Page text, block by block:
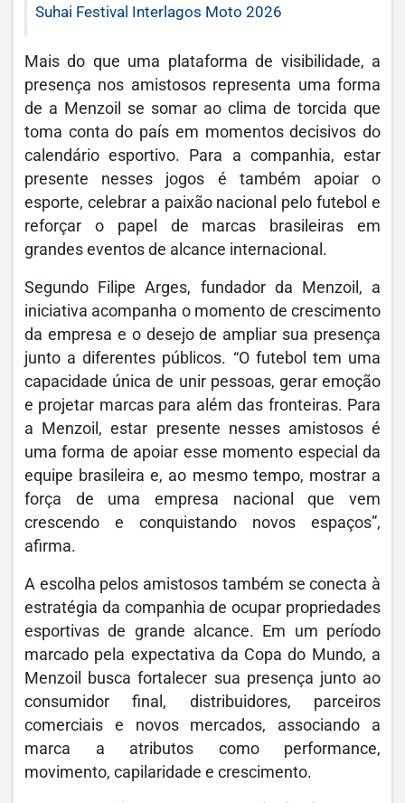
Suhai Festival Interlagos Moto 2026
Mais do que uma plataforma de visibilidade, a
presença nos amistosos representa uma forma
de a Menzoil se somar ao clima de torcida que
toma conta do país em momentos decisivos do
calendário esportivo. Para a companhia, estar
presente nesses jogos é também apoiar o
esporte, celebrar a paixão nacional pelo futebol e
reforçar o papel de marcas brasileiras em
grandes eventos de alcance internacional.
Segundo Filipe Arges, fundador da Menzoil, a
iniciativa acompanha o momento de crescimento
da empresa e o desejo de ampliar sua presença
junto a diferentes públicos. “O futebol tem uma
capacidade única de unir pessoas, gerar emoção
e projetar marcas para além das fronteiras. Para
a Menzoil, estar presente nesses amistosos é
uma forma de apoiar esse momento especial da
equipe brasileira e, ao mesmo tempo, mostrar a
força de uma empresa nacional que vem
crescendo e conquistando novos espaços”,
afirma.
A escolha pelos amistosos também se conecta à
estratégia da companhia de ocupar propriedades
esportivas de grande alcance. Em um período
marcado pela expectativa da Copa do Mundo, a
Menzoil busca fortalecer sua presença junto ao
consumidor final, distribuidores, parceiros
comerciais e novos mercados, associando a
marca a atributos como performance,
movimento, capilaridade e crescimento.